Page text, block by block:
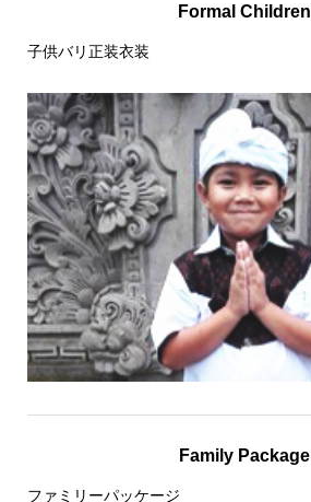
Formal Children
子供バリ正装衣装
Family Package
ファミリーパッケージ